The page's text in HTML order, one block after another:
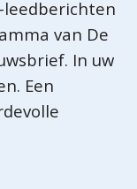
leedberichten
van De
In uw
Een